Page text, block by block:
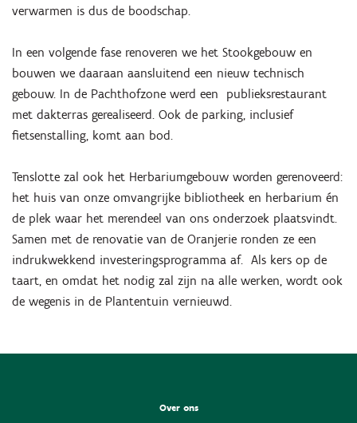
verwarmen is dus de boodschap.
In een volgende fase renoveren we het Stookgebouw en
bouwen we daaraan aansluitend een nieuw technisch
gebouw. In de Pachthofzone werd een publieksrestaurant
met dakterras gerealiseerd. Ook de parking, inclusief
fietsenstalling, komt aan bod.
Tenslotte zal ook het Herbariumgebouw worden gerenoveerd:
het huis van onze omvangrijke bibliotheek en herbarium én
de plek waar het merendeel van ons onderzoek plaatsvindt.
Samen met de renovatie van de Oranjerie ronden ze een
indrukwekkend investeringsprogramma af. Als kers op de
taart, en omdat het nodig zal zijn na alle werken, wordt ook
de wegenis in de Plantentuin vernieuwd.
Over ons